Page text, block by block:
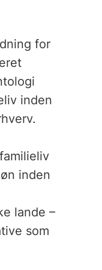
for
inden
inden
lande –
som